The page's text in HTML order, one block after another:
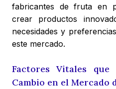
fabricantes de fruta en
crear productos
necesidades y
este mercado.
Factores Vitales que
Cambio en el Mercado